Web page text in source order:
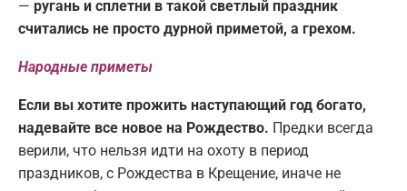
— ругань и сплетни в такой светлый праздник
считались не просто дурной приметой, а грехом.
Народные приметы
Если вы хотите прожить наступающий год богато,
надевайте все новое на Рождество. Предки всегда
верили, что нельзя идти на охоту в период
праздников, с Рождества в Крещение, иначе не